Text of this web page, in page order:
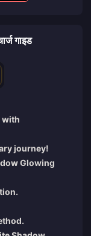
गाइड
with
journey!
Glowing